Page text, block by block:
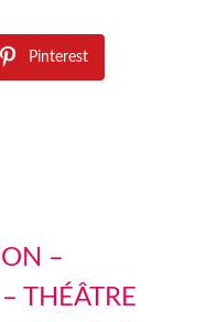
Pinterest
–
THÉÂTRE